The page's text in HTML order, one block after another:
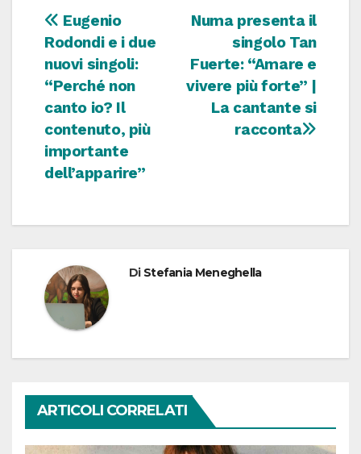
Navigazione
articoli
Numa presenta il
singolo Tan
Fuerte: “Amare e
vivere più forte” |
La cantante si
racconta
Eugenio
Rodondi e i due
nuovi singoli:
“Perché non
canto io? Il
contenuto, più
importante
dell’apparire”
Di Stefania Meneghella
ARTICOLI CORRELATI